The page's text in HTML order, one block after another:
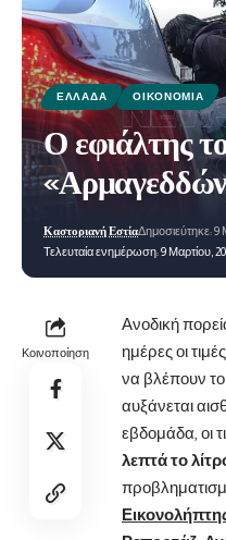
ΕΛΛΆΔΑ ΟΙΚΟΝΟΜΊΑ
Ο εφιάλτης
Τελευταία ενημέρωση: 9 Μαρτίου,
Καστοριανή ΕστίαΔημοσιεύτηκε: 9
Κοινοποίηση
Ανοδική
ημέρες οι
να βλέπουν
αυξάνεται
εβδομάδα, οι
λεπτά το